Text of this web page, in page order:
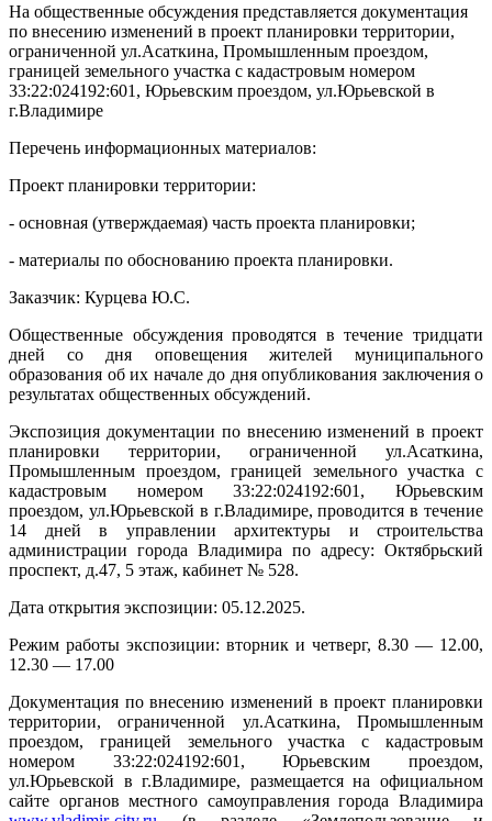
На общественные обсуждения представляется документация
по внесению изменений в проект планировки территории,
ограниченной ул.Асаткина, Промышленным проездом,
границей земельного участка с кадастровым номером
33:22:024192:601, Юрьевским проездом, ул.Юрьевской в
г.Владимире
Перечень информационных материалов:
Проект планировки территории:
- основная (утверждаемая) часть проекта планировки;
- материалы по обоснованию проекта планировки.
Заказчик: Курцева Ю.С.
Общественные обсуждения проводятся в течение тридцати
дней со дня оповещения жителей муниципального
образования об их начале до дня опубликования заключения о
результатах общественных обсуждений.
Экспозиция документации по внесению изменений в проект
планировки территории, ограниченной ул.Асаткина,
Промышленным проездом, границей земельного участка с
кадастровым номером 33:22:024192:601, Юрьевским
проездом, ул.Юрьевской в г.Владимире, проводится в течение
14 дней в управлении архитектуры и строительства
администрации города Владимира по адресу: Октябрьский
проспект, д.47, 5 этаж, кабинет № 528.
Дата открытия экспозиции: 05.12.2025.
Режим работы экспозиции: вторник и четверг, 8.30 — 12.00,
12.30 — 17.00
Документация по внесению изменений в проект планировки
территории, ограниченной ул.Асаткина, Промышленным
проездом, границей земельного участка с кадастровым
номером 33:22:024192:601, Юрьевским проездом,
ул.Юрьевской в г.Владимире, размещается на официальном
сайте органов местного самоуправления города Владимира